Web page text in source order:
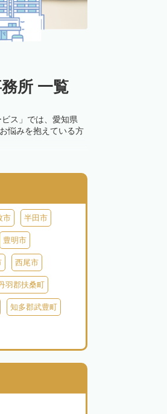
所 一覧
ス」では、愛知県
悩みを抱えている方
市 半田市
豊明市
西尾市
羽郡扶桑町
知多郡武豊町